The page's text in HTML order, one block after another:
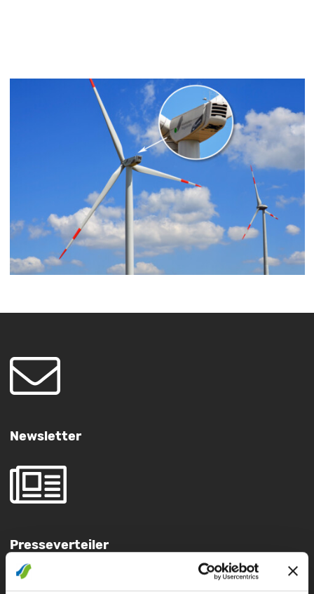
Newsletter
Presseverteiler